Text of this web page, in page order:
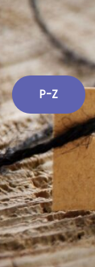
P-Z